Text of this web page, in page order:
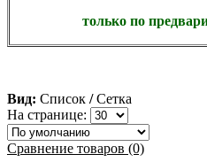
только по
Вид: Список / Сетка
На странице:
Сравнение товаров (0)